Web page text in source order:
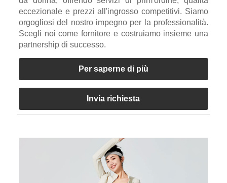
eccezionale e prezzi all'ingrosso competitivi. Siamo
orgogliosi del nostro impegno per la professionalità.
Scegli noi come fornitore e costruiamo insieme una
partnership di successo.
Per saperne di più
Invia richiesta